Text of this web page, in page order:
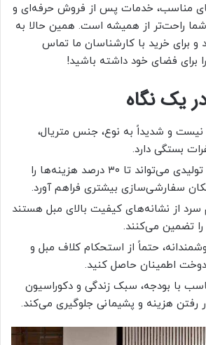
مناسب، خدمات پس از فروش حرفه‌ای و
راحت‌تر از همیشه است. همین حالا به
و برای خرید با کارشناسان ما تماس
برای فضای خود داشته باشید!
یک نگاه
و شدیداً به نوع، جنس متریال،
بستگی دارد.
خرید مستقیم از تولیدی می‌تواند تا ۳۰ درصد هزینه‌ها را
سفارشی‌سازی بیشتری فراهم آورد.
از نشانه‌های کیفیت بالای مبل هستند
تضمین می‌کنند.
حتماً از استحکام کلاف مبل و
اطمینان حاصل کنید.
با بودجه، سبک زندگی و دکوراسیون
رفتن هزینه و پشیمانی جلوگیری می‌کند.